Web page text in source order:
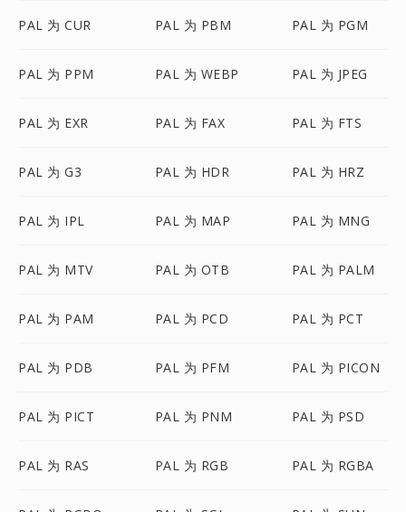
PAL 为 CUR PAL 为 PBM PAL 为 PGM
PAL 为 PPM PAL 为 WEBP PAL 为 JPEG
PAL 为 EXR PAL 为 FAX PAL 为 FTS
PAL 为 G3 PAL 为 HDR PAL 为 HRZ
PAL 为 IPL PAL 为 MAP PAL 为 MNG
PAL 为 MTV PAL 为 OTB PAL 为 PALM
PAL 为 PAM PAL 为 PCD PAL 为 PCT
PAL 为 PDB PAL 为 PFM PAL 为 PICON
PAL 为 PICT PAL 为 PNM PAL 为 PSD
PAL 为 RAS PAL 为 RGB PAL 为 RGBA